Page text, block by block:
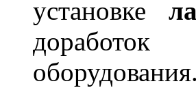
установке
доработок
оборудования.